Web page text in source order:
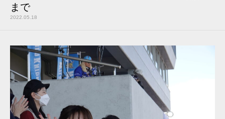
まで
2022.05.18